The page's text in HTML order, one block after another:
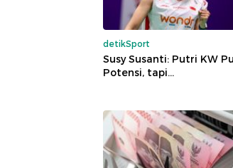
detikSport
Susy Susanti: Putri KW
Potensi, tapi...